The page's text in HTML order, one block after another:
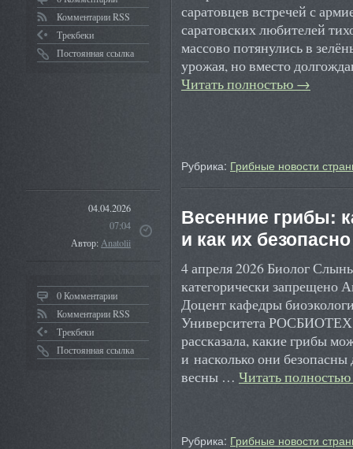
Комментарии RSS
Трекбеки
Постоянная ссылка
саратовцев встречей с
саратовских любителей
массово потянулись в
урожая, но вместо
Читать полностью →
Рубрика: Грибные новости
04.04.2026
07:04
Автор:Anatolii
0 Комментарии
Комментарии RSS
Трекбеки
Постоянная ссылка
Весенние грибы:
и как их
4 апреля 2026 Биолог
категорически запрещено
Доцент кафедры
Университета РОСБИОТЕХ
рассказала, какие грибы
и насколько они безопасны
весны … Читать полностью
Рубрика: Грибные новости